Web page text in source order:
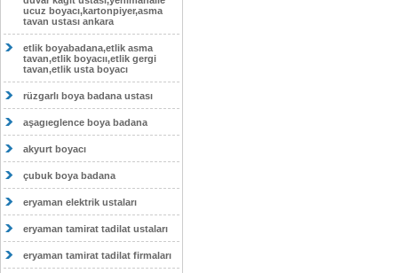
ucuz boyacı,kartonpiyer,asma
tavan ustası ankara
etlik boyabadana,etlik asma
tavan,etlik boyacıı,etlik gergi
tavan,etlik usta boyacı
rüzgarlı boya badana ustası
aşagıeglence boya badana
akyurt boyacı
çubuk boya badana
eryaman elektrik ustaları
eryaman tamirat tadilat ustaları
eryaman tamirat tadilat firmaları